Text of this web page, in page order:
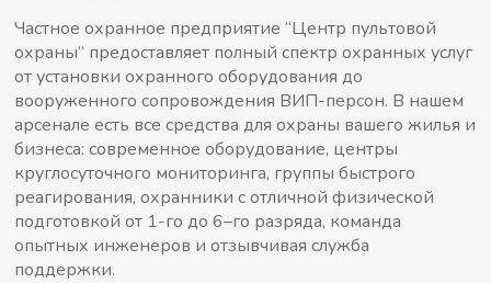
Частное охранное предприятие “Центр пультовой
охраны” предоставляет полный спектр охранных услуг
от установки охранного оборудования до
вооруженного сопровождения ВИП-персон. В нашем
арсенале есть все средства для охраны вашего жилья и
бизнеса: современное оборудование, центры
круглосуточного мониторинга, группы быстрого
реагирования, охранники с отличной физической
подготовкой от 1-го до 6–го разряда, команда
опытных инженеров и отзывчивая служба
поддержки.